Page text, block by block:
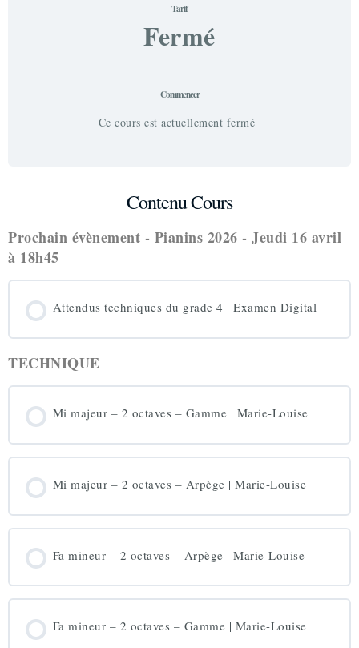
Tarif
Fermé
Commencer
Ce cours est actuellement fermé
Contenu Cours
Prochain évènement - Pianins 2026 - Jeudi 16 avril
à 18h45
Attendus techniques du grade 4 | Examen Digital
TECHNIQUE
Mi majeur – 2 octaves – Gamme | Marie-Louise
Mi majeur – 2 octaves – Arpège | Marie-Louise
Fa mineur – 2 octaves – Arpège | Marie-Louise
Fa mineur – 2 octaves – Gamme | Marie-Louise